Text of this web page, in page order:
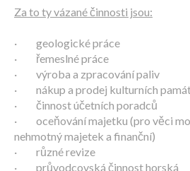
Za to ty vázané činnosti jsou:
· geologické práce
· řemeslné práce
· výroba a zpracování paliv
· nákup a prodej kulturních
· činnost účetních poradců
· oceňování majetku (pro věci
nehmotný majetek a finanční)
· různé revize
· průvodcovská činnost horská